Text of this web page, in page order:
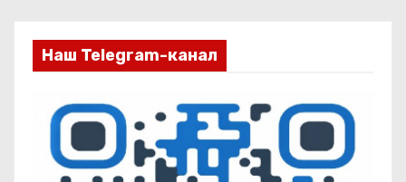
Наш Telegram-канал